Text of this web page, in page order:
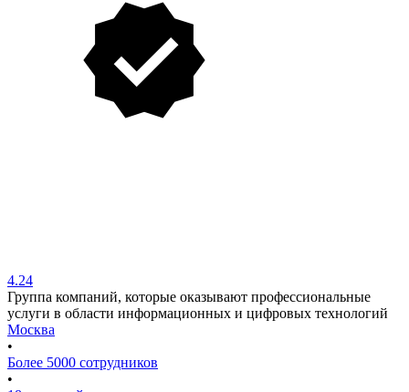
4.24
Группа компаний, которые оказывают профессиональные
услуги в области информационных и цифровых технологий
Москва
•
Более 5000 сотрудников
•